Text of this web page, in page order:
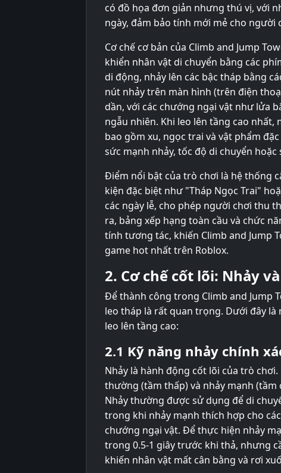
có đồ họa đơn giản nhưng thú vị, với
ngày, đảm bảo tính mới mẻ cho người
Cơ chế cơ bản của Climb and Jump
khiển nhân vật di chuyển bằng các
di động, nhảy lên các bậc tháp bằng
nút nhảy trên màn hình (trên điện
dần, với các chướng ngại vật như lửa
ngẫu nhiên. Khi leo lên tầng cao
bao gồm xu, ngọc trai và vật phẩm
sức mạnh nhảy, tốc độ di chuyển hoặc
Điểm nổi bật của trò chơi là hệ thống
kiện đặc biệt như "Tháp Ngọc Trai"
các ngày lễ, cho phép người chơi thu
ra, bảng xếp hạng toàn cầu và chức
tính tương tác, khiến Climb and Jump
game hot nhất trên Roblox.
2. Cơ chế cốt lõi: Nhảy
Để thành công trong Climb and Jump
leo tháp là rất quan trọng. Dưới đây
leo lên tầng cao:
2.1 Kỹ năng nhảy chính
Nhảy là hành động cốt lõi của trò
thường (tầm thấp) và nhảy mạnh
Nhảy thường được sử dụng để di
trong khi nhảy mạnh thích hợp cho
chướng ngại vật. Để thực hiện nhảy
trong 0.5-1 giây trước khi thả, nhưng
khiến nhân vật mất cân bằng và rơi